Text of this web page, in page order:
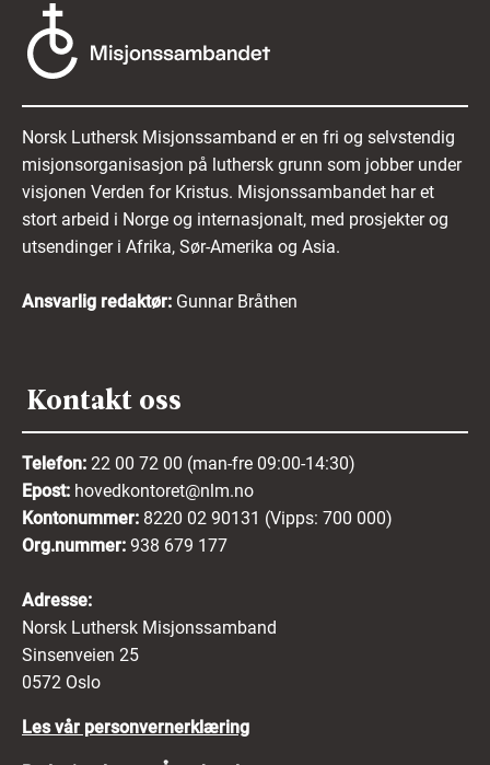
Norsk Luthersk Misjonssamband er en fri og selvstendig
misjonsorganisasjon på luthersk grunn som jobber under
visjonen Verden for Kristus. Misjonssambandet har et
stort arbeid i Norge og internasjonalt, med prosjekter og
utsendinger i Afrika, Sør-Amerika og Asia.
Ansvarlig redaktør: Gunnar Bråthen
Kontakt oss
Telefon: 22 00 72 00 (man-fre 09:00-14:30)
Epost: hovedkontoret@nlm.no
Kontonummer: 8220 02 90131 (Vipps: 700 000)
Org.nummer: 938 679 177
Adresse:
Norsk Luthersk Misjonssamband
Sinsenveien 25
0572 Oslo
Les vår personvernerklæring